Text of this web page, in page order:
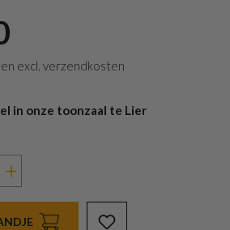
excl. verzendkosten
in onze toonzaal te Lier